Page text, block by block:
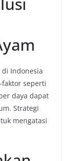
di Indonesia
seperti
daya dapat
Strategi
mengatasi